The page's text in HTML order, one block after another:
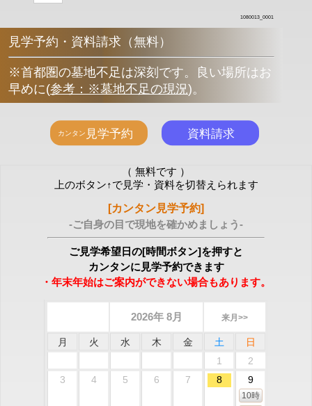
1080013_0001
見学予約・資料請求（無料）
※首都圏の墓地不足は深刻です。良い場所はお
早めに(参考：※墓地不足の現況)。
（ 無料です ）
上のボタン↑で見学・資料を切替えられます
[カンタン見学予約]
-ご自身の目で現地を確かめましょう-
ご見学希望日の[時間ボタン]を押すと
カンタンに見学予約できます
・年末年始はご案内ができない場合もあります。
2026年 8月 来月>>
月 火 水 木 金 土
日
1
2
3
4 5 6 7 8 9
10時